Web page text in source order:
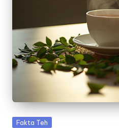
Posted
Fakta Teh